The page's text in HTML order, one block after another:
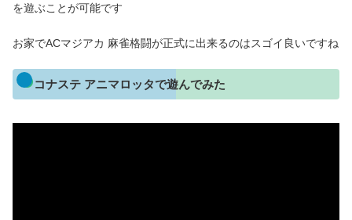
を遊ぶことが可能です
お家でACマジアカ 麻雀格闘が正式に出来るのはスゴイ良いですね
コナステ アニマロッタで遊んでみた